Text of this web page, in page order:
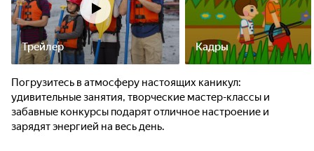
Трейлер Кадры
Погрузитесь в атмосферу настоящих каникул:
удивительные занятия, творческие мастер-классы и
забавные конкурсы подарят отличное настроение и
зарядят энергией на весь день.